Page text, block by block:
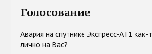
Голосование
Авария на спутнике Экспресс-АТ1 как-
лично на Вас?